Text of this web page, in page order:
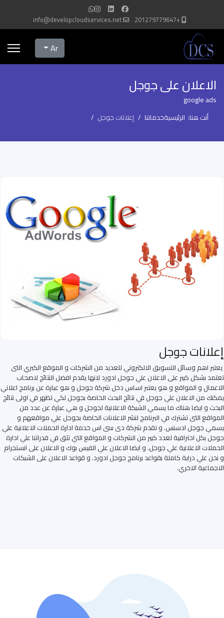
+201279779647
info@developcloudservices.net
Select your language
Ar
الاعلان على جوجل
google ads
أنت هنا: الرئيسيةخدماتنا إعلانات جوجل
إعلانات جوجل
يعتبر اهم وسائل التسويق الالكتروني للعديد من الشركات و الموقع الكبري التى
تعتمد بشكل كبير على الاعلان علي جوجل ادورد لانها يقدم افضل النتائج لاصحاب
الاعمال و المواقع و هو يعتبر اساس دخل شركة جوجل و هو عبارة عن برنامج اعلاني
يمكنك من الاعلان علي جوجل في نتائج البحث الخاصة بجوجل لكي تظهر في اولى نتائج
البحث و ايضا هناك ما يسمي الشبكة الاعلانية لجوجل و هي عبارة عن عدد من
المواقع التى تشترك في البرنامج لنشر الاعلانات الخاصة بجوجل علي مواقعهم و
يسمي جوجل ادسنس. و تقدم شركة دى سى اس خدمة ادارة الحملات الاعلانية علي
جوجل بكل احترافية لعدد كبير من الشركات و المواقع التي تثق في قدراتنا علي ادارة
الحملات الاعلانية علي جوجل. و ايضا الاعلان علي الفيس بوك و الاعلان على انستجرام
و نحن علي دراية كاملة بقواعد برنامج جوجل ادورد. و قواعد الاعلان على الشبكات
الاجماعية الاخري.